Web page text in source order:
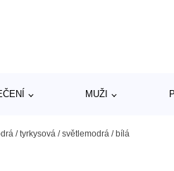
MUŽI
/ tyrkysová / světlemodrá / bílá